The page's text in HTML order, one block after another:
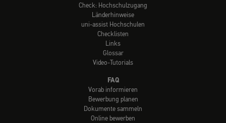
Check: Hochschulzugang
Länderhinweise
uni-assist Hochschulen
Checklisten
Links
Glossar
Video-Tutorials
FAQ
Vorab informieren
Bewerbung planen
Dokumente sammeln
Online bewerben